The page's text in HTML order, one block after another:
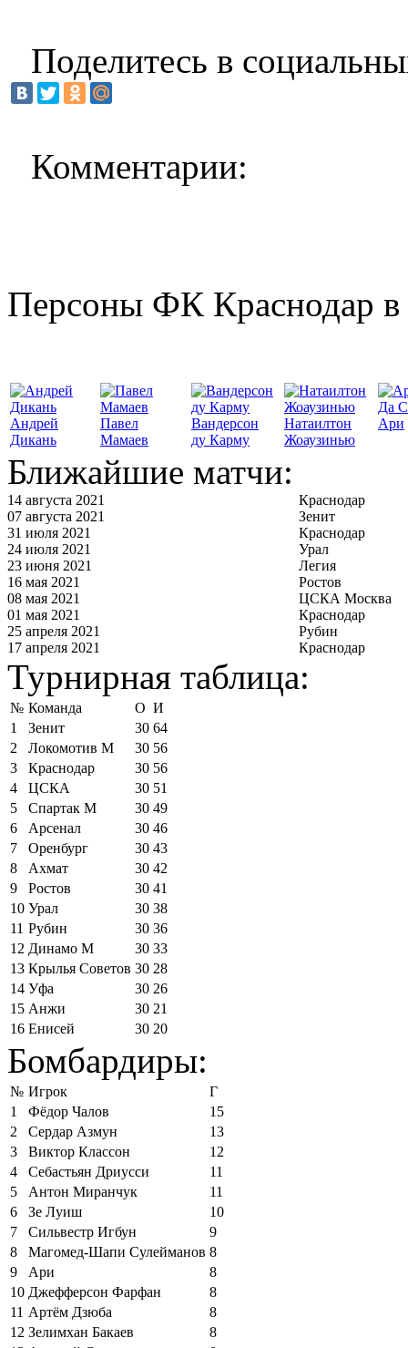
Поделитесь в
Комментарии:
Персоны ФК Краснодар в
Андрей
Дикань
Павел
Мамаев
Вандерсон
ду Карму
Натаилтон
Жоаузинью
Да
Ари
Ближайшие матчи:
14 августа 2021
Краснодар
07 августа 2021
Зенит
31 июля 2021
Краснодар
24 июля 2021
Урал
23 июня 2021
Легия
16 мая 2021
Ростов
08 мая 2021
ЦСКА Москва
01 мая 2021
Краснодар
25 апреля 2021
Рубин
17 апреля 2021
Краснодар
Турнирная таблица:
№ Команда О И
1
Зенит 30 64
2
Локомотив М 30 56
3
Краснодар 30 56
4
ЦСКА 30 51
5
Спартак М 30 49
6
Арсенал 30 46
7
Оренбург 30 43
8
Ахмат 30 42
9
Ростов 30 41
10 Урал 30 38
11 Рубин 30 36
12 Динамо М 30 33
13 Крылья Советов 30 28
14 Уфа 30 26
15 Анжи 30 21
16 Енисей 30 20
Бомбардиры:
№ Игрок
Г
1
Фёдор Чалов
15
2
Сердар Азмун
13
3
Виктор Классон
12
4
Себастьян Дриусси
11
5
Антон Миранчук
11
6
Зе Луиш
10
7
Сильвестр Игбун
9
8
Магомед-Шапи Сулейманов 8
9
Ари
8
10 Джефферсон Фарфан
8
11 Артём Дзюба
8
12 Зелимхан Бакаев
8